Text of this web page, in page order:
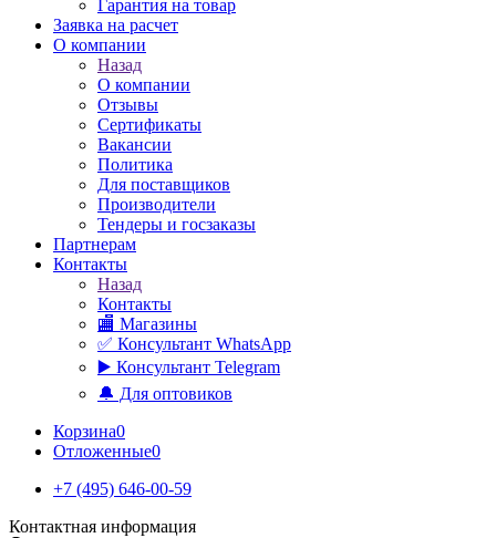
Гарантия на товар
Заявка на расчет
О компании
Назад
О компании
Отзывы
Сертификаты
Вакансии
Политика
Для поставщиков
Производители
Тендеры и госзаказы
Партнерам
Контакты
Назад
Контакты
🏬 Магазины
✅️ Консультант WhatsApp
▶️ Консультант Telegram
🔔 Для оптовиков
Корзина0
Отложенные0
+7 (495) 646-00-59
Контактная информация